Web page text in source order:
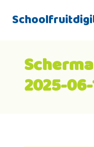
2025-